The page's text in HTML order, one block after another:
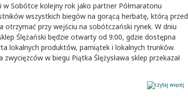
w Sobótce kolejny rok jako partner Półmaratonu
wszystkich biegów na gorącą herbatę, którą przed
otrzymać przy wejściu na sobótczański rynek. W dniu
Ślężański będzie otwarty od 9:00, gdzie dostępna
lokalnych produktów, pamiątek i lokalnych trunków.
w biegu Piątka Ślężysława sklep przekazał